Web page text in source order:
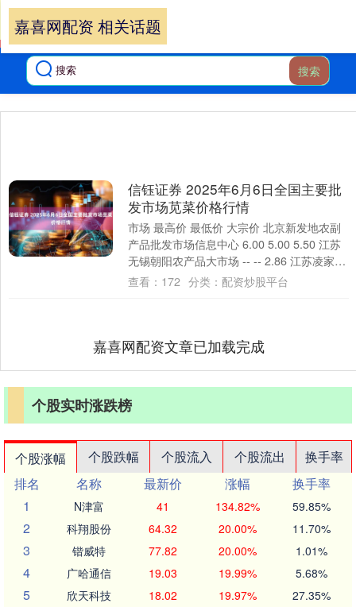
搜索
嘉喜网配资 相关话题
信钰证券 2025年6月6日全国主要批
发市场苋菜价格行情
市场 最高价 最低价 大宗价 北京新发地农副
产品批发市场信息中心 6.00 5.00 5.50 江苏
无锡朝阳农产品大市场 -- -- 2.86 江苏凌家塘
市场发....
查看： 172 分类： 配资炒股平台
嘉喜网配资文章已加载完成
个股实时涨跌榜
个股涨幅 个股跌幅 个股流入 个股流出
换手率
排名
名称 最新价 涨幅
换手率
1
N津富 41 134.82% 59.85%
2 科翔股份 64.32 20.00% 11.70%
3 锴威特 77.82 20.00% 1.01%
4 广哈通信 19.03 19.99% 5.68%
5 欣天科技 18.02 19.97% 27.35%